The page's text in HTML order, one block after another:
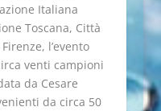
Italiana
Toscana, Città
l’evento
venti campioni
da Cesare
da circa 50